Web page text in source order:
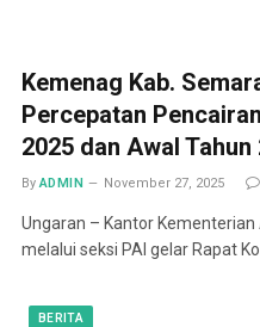
Kemenag Kab.
Percepatan
2025 dan Awal Tahun
By ADMIN November 27, 2025
Ungaran – Kantor
melalui seksi PAI gelar Rapat
BERITA